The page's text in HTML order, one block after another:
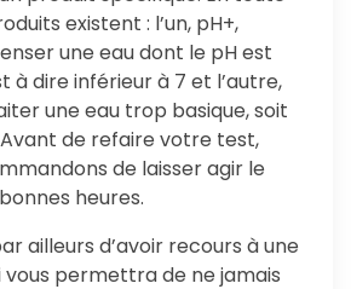
existent : l’un, pH+,
une eau dont le pH est
à dire inférieur à 7 et l’autre,
une eau trop basique, soit
de refaire votre test,
de laisser agir le
heures.
ailleurs d’avoir recours à une
permettra de ne jamais